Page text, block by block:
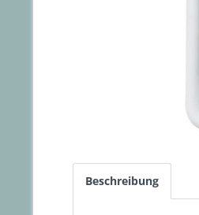
Beschreibung